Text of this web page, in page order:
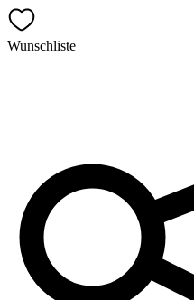
Wunschliste